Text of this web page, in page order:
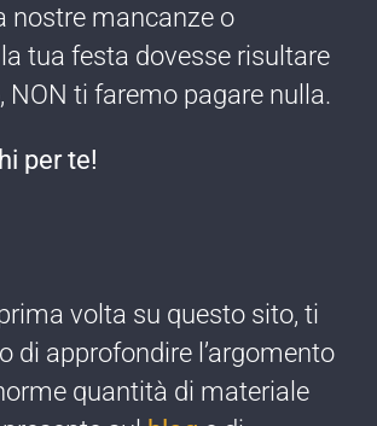
nostre mancanze o
tua festa dovesse risultare
NON ti faremo pagare nulla​.
per te!​
​volta su questo sito, ti
di approfondire l’argomento
quantità di materiale